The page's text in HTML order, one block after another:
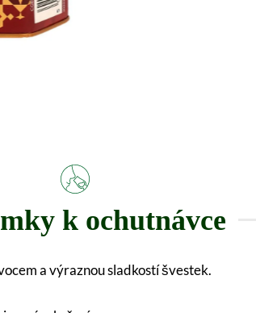
k ochutnávce
a výraznou sladkostí švestek.